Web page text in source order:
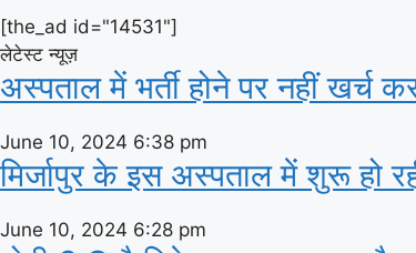
[the_ad id="14531"]
लेटेस्ट न्यूज़
अस्‍पताल में भर्ती होने पर नहीं खर्च
June 10, 2024 6:38 pm
मिर्जापुर के इस अस्पताल में शुरू हो
June 10, 2024 6:28 pm